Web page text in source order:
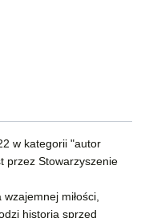
w kategorii "autor
przez Stowarzyszenie
miłości,
historia sprzed